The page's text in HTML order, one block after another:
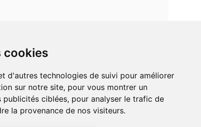
cookies
sur notre site, pour vous montrer un
publicités ciblées, pour analyser le trafic de
la provenance de nos visiteurs.